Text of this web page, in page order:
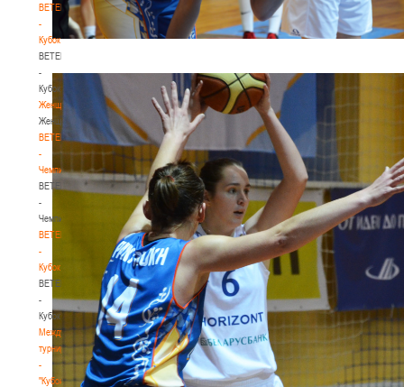
BETERA
-
Кубок
BETERA
-
Кубок
Женщины
Женщины
BETERA
-
Чемпионат
BETERA
-
Чемпионат
BETERA
-
Кубок
BETERA
-
Кубок
Международный
турнир
-
"Кубок